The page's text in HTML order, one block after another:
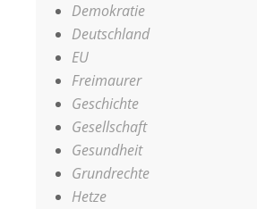
Demokratie
Deutschland
EU
Freimaurer
Geschichte
Gesellschaft
Gesundheit
Grundrechte
Hetze